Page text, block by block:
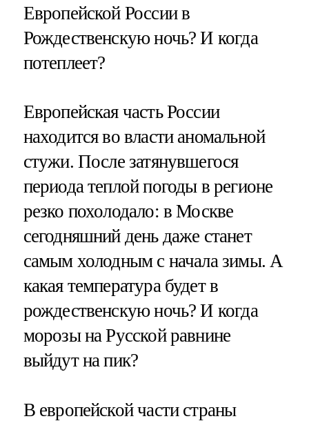
Европейской России в
Рождественскую ночь? И когда
потеплеет?
Европейская часть России
находится во власти аномальной
стужи. После затянувшегося
периода теплой погоды в регионе
резко похолодало: в Москве
сегодняшний день даже станет
самым холодным с начала зимы. А
какая температура будет в
рождественскую ночь? И когда
морозы на Русской равнине
выйдут на пик?
В европейской части страны